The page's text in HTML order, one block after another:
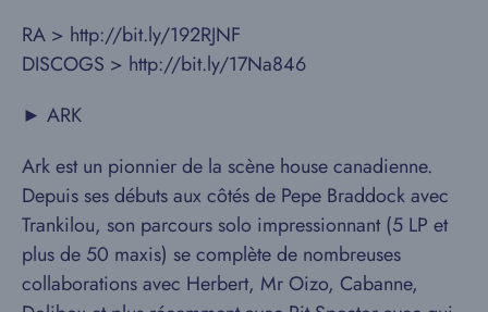
RA > http://bit.ly/192RJNF
DISCOGS > http://bit.ly/17Na846
► ARK
Ark est un pionnier de la scène house canadienne.
Depuis ses débuts aux côtés de Pepe Braddock avec
Trankilou, son parcours solo impressionnant (5 LP et
plus de 50 maxis) se complète de nombreuses
collaborations avec Herbert, Mr Oizo, Cabanne,